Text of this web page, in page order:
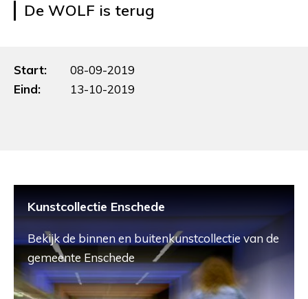
De WOLF is terug
Start:
08-09-2019
Eind:
13-10-2019
Kunstcollectie Enschede
Bekijk de binnen en buitenkunstcollectie van de
gemeente Enschede